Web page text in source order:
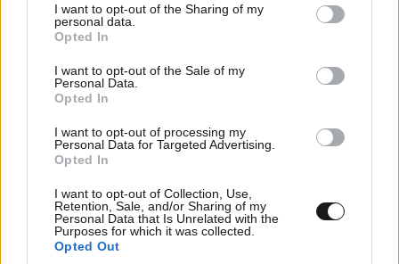
not limited to your visit or usage behaviour. You may click to
grant or deny consent to Google and its third-party tags to
use your data for below specified purposes in below Google
consent section.
I want to opt-out of the Sharing of my
personal data.
Opted In
I want to opt-out of the Sale of my
Personal Data.
Opted In
I want to opt-out of processing my
Personal Data for Targeted Advertising.
Opted In
I want to opt-out of Collection, Use,
Retention, Sale, and/or Sharing of my
Personal Data that Is Unrelated with the
Purposes for which it was collected.
Opted Out
Πρόστυχος παπάς.... 05·12·2024 18:00